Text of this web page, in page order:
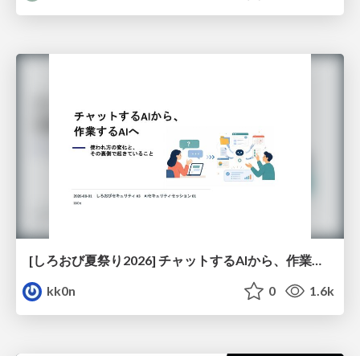
kk0n
0 1.6k